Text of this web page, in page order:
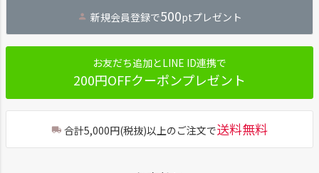
へ
新規会員登録で500ptプレゼント
お友だち追加とLINE ID連携で
200円OFFクーポンプレゼント
合計5,000円(税抜)以上のご注文で送料無料